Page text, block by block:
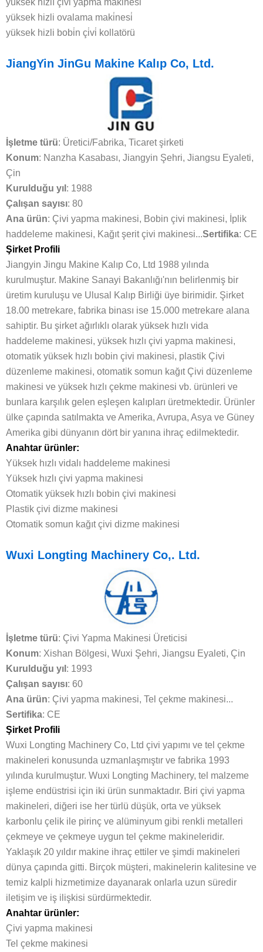
yüksek hızlı çivi yapma makinesi
yüksek hizli ovalama maki̇nesi̇
yüksek hizli bobi̇n çi̇vi̇ kollatörü
JiangYin JinGu Makine Kalıp Co, Ltd.
İşletme türü: Üretici/Fabrika, Ticaret şirketi
Konum: Nanzha Kasabası, Jiangyin Şehri, Jiangsu Eyaleti,
Çin
Kurulduğu yıl : 1988
Çalışan sayısı: 80
Ana ürün: Çivi yapma makinesi, Bobin çivi makinesi, İplik
haddeleme makinesi, Kağıt şerit çivi makinesi...Sertifika: CE
Şirket Profili
Jiangyin Jingu Makine Kalıp Co, Ltd 1988 yılında
kurulmuştur. Makine Sanayi Bakanlığı'nın belirlenmiş bir
üretim kuruluşu ve Ulusal Kalıp Birliği üye birimidir. Şirket
18.00 metrekare, fabrika binası ise 15.000 metrekare alana
sahiptir. Bu şirket ağırlıklı olarak yüksek hızlı vida
haddeleme makinesi, yüksek hızlı çivi yapma makinesi,
otomatik yüksek hızlı bobin çivi makinesi, plastik Çivi
düzenleme makinesi, otomatik somun kağıt Çivi düzenleme
makinesi ve yüksek hızlı çekme makinesi vb. ürünleri ve
bunlara karşılık gelen eşleşen kalıpları üretmektedir. Ürünler
ülke çapında satılmakta ve Amerika, Avrupa, Asya ve Güney
Amerika gibi dünyanın dört bir yanına ihraç edilmektedir.
Anahtar ürünler:
Yüksek hızlı vidalı haddeleme makinesi
Yüksek hızlı çivi yapma makinesi
Otomatik yüksek hızlı bobin çivi makinesi
Plastik çivi dizme makinesi
Otomatik somun kağıt çivi dizme makinesi
Wuxi Longting Machinery Co,. Ltd.
İşletme türü: Çivi Yapma Makinesi Üreticisi
Konum: Xishan Bölgesi, Wuxi Şehri, Jiangsu Eyaleti, Çin
Kurulduğu yıl : 1993
Çalışan sayısı: 60
Ana ürün: Çivi yapma makinesi, Tel çekme makinesi...
Sertifika: CE
Şirket Profili
Wuxi Longting Machinery Co, Ltd çivi yapımı ve tel çekme
makineleri konusunda uzmanlaşmıştır ve fabrika 1993
yılında kurulmuştur. Wuxi Longting Machinery, tel malzeme
işleme endüstrisi için iki ürün sunmaktadır. Biri çivi yapma
makineleri, diğeri ise her türlü düşük, orta ve yüksek
karbonlu çelik ile pirinç ve alüminyum gibi renkli metalleri
çekmeye ve çekmeye uygun tel çekme makineleridir.
Yaklaşık 20 yıldır makine ihraç ettiler ve şimdi makineleri
dünya çapında gitti. Birçok müşteri, makinelerin kalitesine ve
temiz kalpli hizmetimize dayanarak onlarla uzun süredir
iletişim ve iş ilişkisi sürdürmektedir.
Anahtar ürünler:
Çivi yapma makinesi
Tel çekme makinesi